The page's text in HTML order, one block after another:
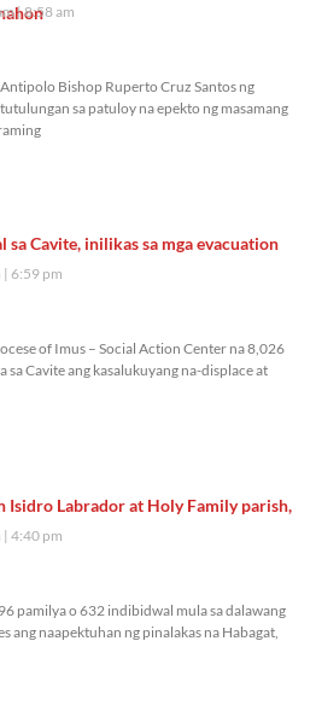
8:58 am
Bishop Ruperto Cruz Santos ng
sa patuloy na epekto ng masamang
Cavite, inilikas sa mga evacuation
6:59 pm
of Imus – Social Action Center na 8,026
Cavite ang kasalukuyang na-displace at
Isidro Labrador at Holy Family parish,
4:40 pm
pamilya o 632 indibidwal mula sa dalawang
ang naapektuhan ng pinalakas na Habagat,